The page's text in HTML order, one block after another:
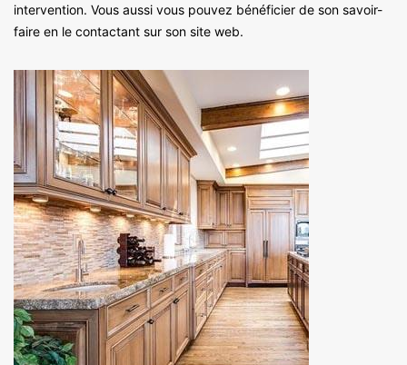
intervention. Vous aussi vous pouvez bénéficier de son savoir-
faire en le contactant sur son site web.